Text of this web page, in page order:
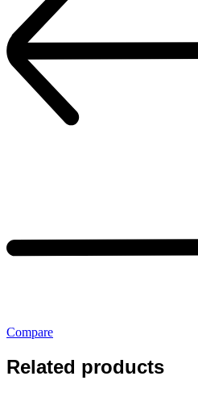
Compare
Related products